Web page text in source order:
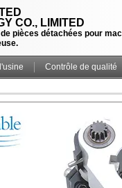
CO., LIMITED
pièces détachées pour
Contrôle de qualité